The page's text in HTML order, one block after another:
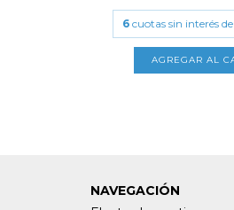
6 cuotas sin interés de
NAVEGACIÓN